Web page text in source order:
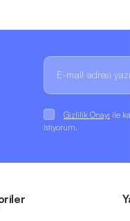
Gizlilik Onayı ile
istiyorum.